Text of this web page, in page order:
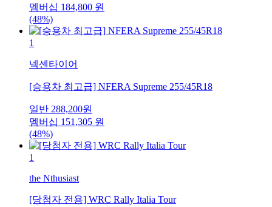
멤버십 184,800 원
(48%)
1
넥센타이어
[승용차 최고급] NFERA Supreme 255/45R18
일반 288,200원
멤버십 151,305 원
(48%)
1
the Nthusiast
[당첨자 전용] WRC Rally Italia Tour